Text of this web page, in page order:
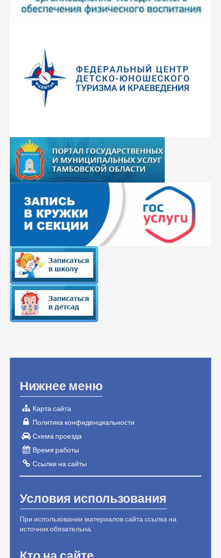
Нижнее меню
Карта сайта
Политика конфиденциальности
Схема проезда
Время работы
Ссылки на сайты
Условия использования
При использовании материалов сайта ссылка на
источник обязательна.